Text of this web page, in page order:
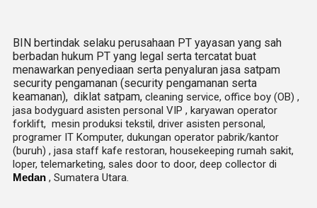
BIN bertindak selaku perusahaan PT yayasan yang sah
berbadan hukum PT yang legal serta tercatat buat
menawarkan penyediaan serta penyaluran jasa satpam
security pengamanan (security pengamanan serta
keamanan), diklat satpam, cleaning service, office boy (OB) ,
jasa bodyguard asisten personal VIP , karyawan operator
forklift, mesin produksi tekstil, driver asisten personal,
programer IT Komputer, dukungan operator pabrik/kantor
(buruh) , jasa staff kafe restoran, housekeeping rumah sakit,
loper, telemarketing, sales door to door, deep collector di
Medan , Sumatera Utara.